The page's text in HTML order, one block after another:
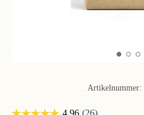
Artikelnummer: